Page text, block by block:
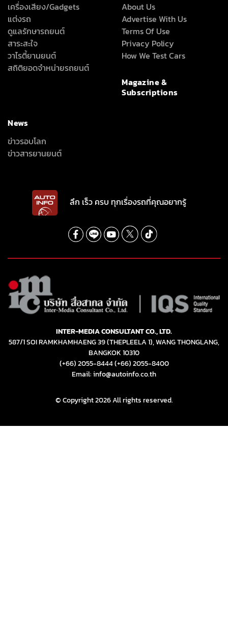
เครื่องเสียง/Gadgets
แต่งรถ
ดูแลรักษารถยนต์
สาระสะใจ
วาไรตี้ยานยนต์
สถิติยอดจำหน่ายรถยนต์
About Us
Advertise With Us
Terms Of Use
Privacy Policy
How We Test Cars
Magazine &
Subscriptions
News
ข่าวรอบโลก
ข่าวสารยานยนต์
ลึก เร็ว ครบ ทุกเรื่องรถที่คุณอยากรู้
INTER-MEDIA CONSULTANT CO., LTD.
587/1 SOI RAMKHAMHAENG 39 (THEPLEELA 1), WANG THONGLANG,
BANGKOK 10310
(+66) 2055-8444(+66) 2055-8400
Email: info@autoinfo.co.th
© Copyright 2026 All rights reserved.